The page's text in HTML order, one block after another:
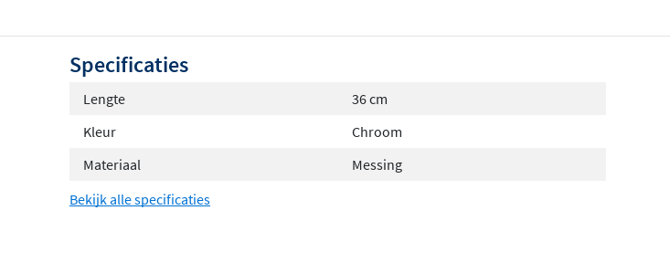
Specificaties
Lengte
36 cm
Kleur
Chroom
Materiaal
Messing
Bekijk alle specificaties